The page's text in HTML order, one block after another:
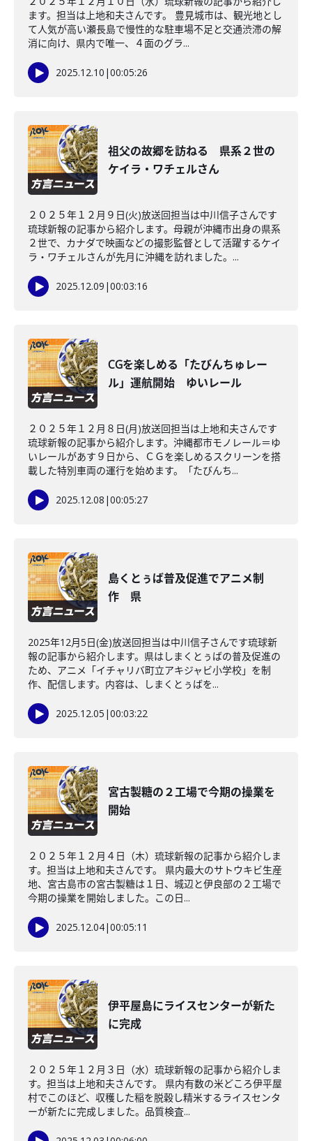
ます。担当は上地和夫さんです。 豊見城市は、観光地とし
て人気が高い瀬長島で慢性的な駐車場不足と交通渋滞の解
消に向け、県内で唯一、４面のグラ...
2025.12.10 |00:05:26
祖父の故郷を訪ねる 県系２世の
ケイラ・ワチェルさん
２０２５年１２月９日(火)放送回担当は中川信子さんです
琉球新報の記事から紹介します。母親が沖縄市出身の県系
２世で、カナダで映画などの撮影監督として活躍するケイ
ラ・ワチェルさんが先月に沖縄を訪れました。...
2025.12.09 |00:03:16
CGを楽しめる「たびんちゅレー
ル」運航開始 ゆいレール
２０２５年１２月８日(月)放送回担当は上地和夫さんです
琉球新報の記事から紹介します。沖縄都市モノレール＝ゆ
いレールがあす９日から、ＣＧを楽しめるスクリーンを搭
載した特別車両の運行を始めます。「たびんち...
2025.12.08 |00:05:27
島くとぅば普及促進でアニメ制
作 県
2025年12月5日(金)放送回担当は中川信子さんです琉球新
報の記事から紹介します。県はしまくとぅばの普及促進の
ため、アニメ「イチャリバ町立アキジャビ小学校」を制
作、配信します。内容は、しまくとぅばを...
2025.12.05 |00:03:22
宮古製糖の２工場で今期の操業を
開始
２０２５年１２月４日（木）琉球新報の記事から紹介しま
す。担当は上地和夫さんです。 県内最大のサトウキビ生産
地、宮古島市の宮古製糖は１日、城辺と伊良部の２工場で
今期の操業を開始しました。この日...
2025.12.04|00:05:11
伊平屋島にライスセンターが新た
に完成
２０２５年１２月３日（水）琉球新報の記事から紹介しま
す。担当は上地和夫さんです。 県内有数の米どころ伊平屋
村でこのほど、収穫した稲を脱穀し精米するライスセンタ
ーが新たに完成しました。品質検査...